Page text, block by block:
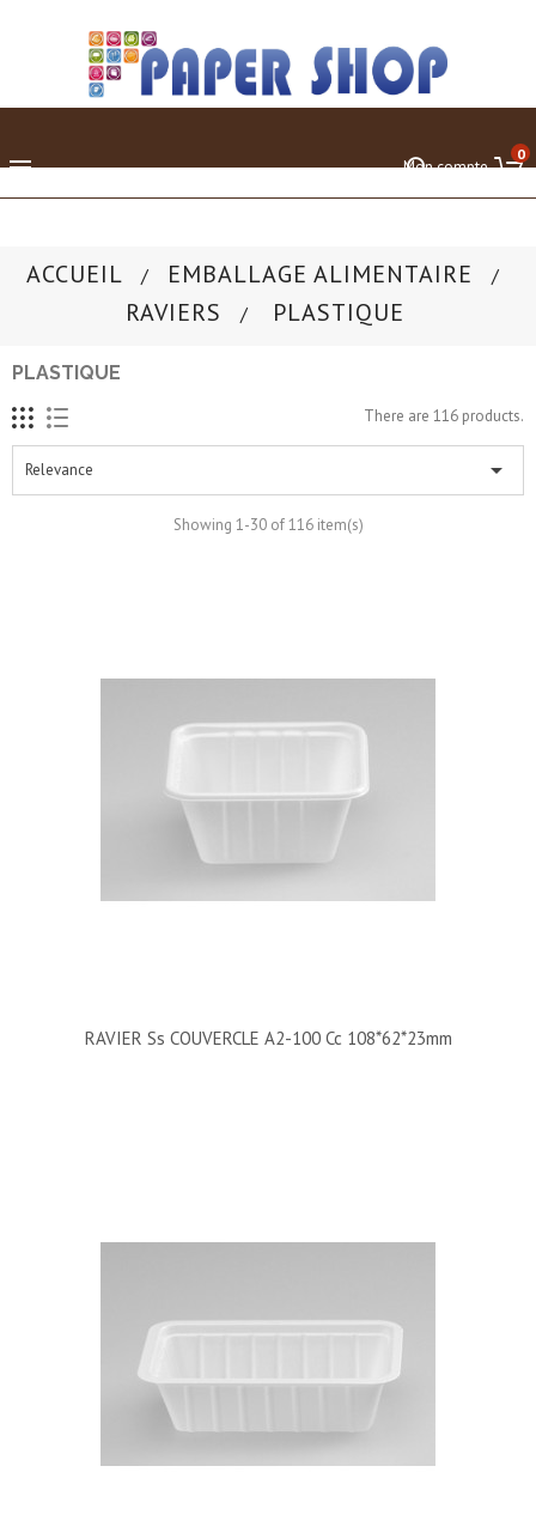
 0
Mon compte
ACCUEIL
EMBALLAGE ALIMENTAIRE
RAVIERS
PLASTIQUE
PLASTIQUE
There are 116 products.
Relevance 
Showing 1-30 of 116 item(s)
RAVIER Ss COUVERCLE A2-100 Cc 108*62*23mm